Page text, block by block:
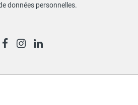
données personnelles.